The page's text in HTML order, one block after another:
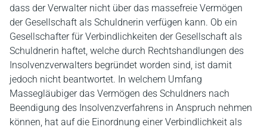
dass der Verwalter nicht über das massefreie Vermögen
der Gesellschaft als Schuldnerin verfügen kann. Ob ein
Gesellschafter für Verbindlichkeiten der Gesellschaft als
Schuldnerin haftet, welche durch Rechtshandlungen des
Insolvenzverwalters begründet worden sind, ist damit
jedoch nicht beantwortet. In welchem Umfang
Massegläubiger das Vermögen des Schuldners nach
Beendigung des Insolvenzverfahrens in Anspruch nehmen
können, hat auf die Einordnung einer Verbindlichkeit als